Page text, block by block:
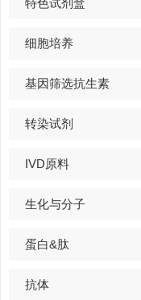
特色试剂盒
细胞培养
基因筛选抗生素
转染试剂
IVD原料
生化与分子
蛋白&肽
抗体